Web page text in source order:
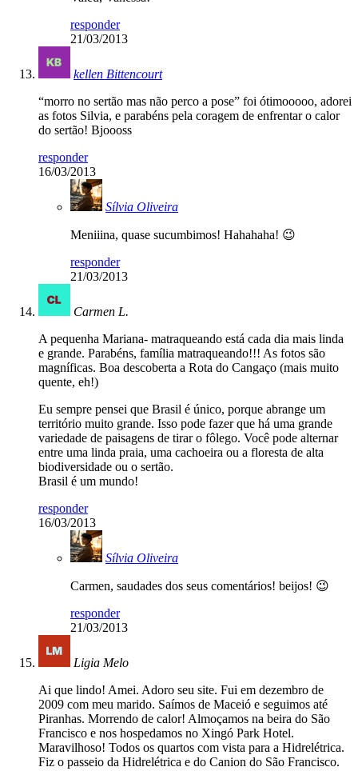
responder
21/03/2013
kellen Bittencourt
“morro no sertão mas não perco a pose” foi ótimooooo, adorei
as fotos Silvia, e parabéns pela coragem de enfrentar o calor
do sertão! Bjoooss
responder
16/03/2013
Sílvia Oliveira
Meniiina, quase sucumbimos! Hahahaha! 😉
responder
21/03/2013
Carmen L.
A pequenha Mariana- matraqueando está cada dia mais linda
e grande. Parabéns, família matraqueando!!! As fotos são
magníficas. Boa descoberta a Rota do Cangaço (mais muito
quente, eh!)
Eu sempre pensei que Brasil é único, porque abrange um
território muito grande. Isso pode fazer que há uma grande
variedade de paisagens de tirar o fôlego. Você pode alternar
entre uma linda praia, uma cachoeira ou a floresta de alta
biodiversidade ou o sertão.
Brasil é um mundo!
responder
16/03/2013
Sílvia Oliveira
Carmen, saudades dos seus comentários! beijos! 😉
responder
21/03/2013
Ligia Melo
Ai que lindo! Amei. Adoro seu site. Fui em dezembro de
2009 com meu marido. Saímos de Maceió e seguimos até
Piranhas. Morrendo de calor! Almoçamos na beira do São
Francisco e nos hospedamos no Xingó Park Hotel.
Maravilhoso! Todos os quartos com vista para a Hidrelétrica.
Fiz o passeio da Hidrelétrica e do Canion do São Francisco.